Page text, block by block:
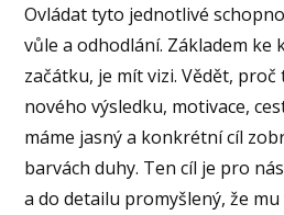
Ovládat tyto jednotlivé
vůle a odhodlání. Základem ke
začátku, je mít vizi. Vědět, proč
nového výsledku, motivace,
máme jasný a konkrétní cíl
barvách duhy. Ten cíl je pro
a do detailu promyšlený, že